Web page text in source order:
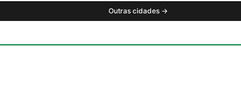
Outras cidades →